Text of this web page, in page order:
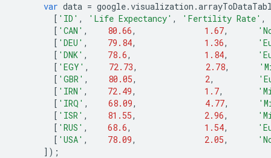
var data = google.visualization .
[ 'ID' , 'Life Expectancy' , 'Fertility Rate' ,
[ 'CAN' , 80.66, 1.67,
[ 'DEU' , 79.84, 1.36,
[ 'DNK' , 78.6, 1.84,
[ 'EGY' , 72.73, 2.78,
[ 'GBR' , 80.05, 2,
[ 'IRN' , 72.49, 1.7,
[ 'IRQ' , 68.09, 4.77,
[ 'ISR' , 81.55, 2.96,
[ 'RUS' , 68.6, 1.54,
[ 'USA' , 78.09, 2.05,
]);